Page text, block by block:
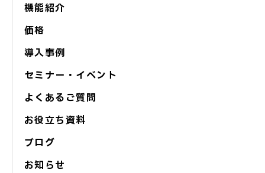
機能紹介
価格
導入事例
セミナー・イベント
よくあるご質問
お役立ち資料
ブログ
お知らせ